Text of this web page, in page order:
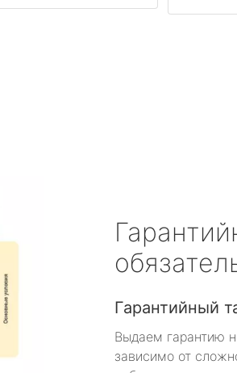
Гарантийный
Выдаем гарантию
зависимо от